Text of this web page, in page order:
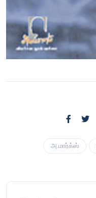
அ.மார்க்ஸ்